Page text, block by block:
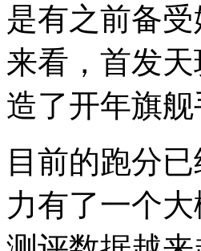
是有之前备
来看，首发天
造了开年旗
目前的跑分
力有了一个